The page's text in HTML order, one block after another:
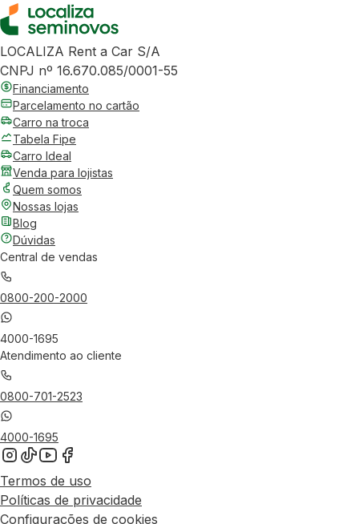
LOCALIZA Rent a Car S/A
CNPJ nº 16.670.085/0001-55
Financiamento
Parcelamento no cartão
Carro na troca
Tabela Fipe
Carro Ideal
Venda para lojistas
Quem somos
Nossas lojas
Blog
Dúvidas
Central de vendas
0800-200-2000
4000-1695
Atendimento ao cliente
0800-701-2523
4000-1695
Termos de uso
Políticas de privacidade
Configurações de cookies